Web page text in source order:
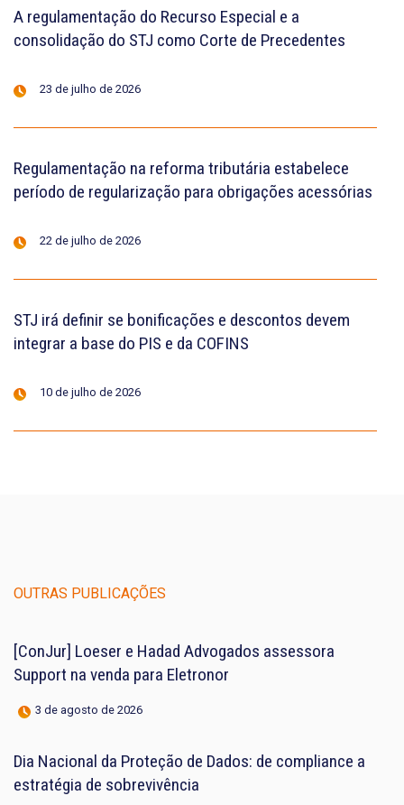
A regulamentação do Recurso Especial e a
consolidação do STJ como Corte de Precedentes
23 de julho de 2026
Regulamentação na reforma tributária estabelece
período de regularização para obrigações acessórias
22 de julho de 2026
STJ irá definir se bonificações e descontos devem
integrar a base do PIS e da COFINS
10 de julho de 2026
OUTRAS PUBLICAÇÕES
[ConJur] Loeser e Hadad Advogados assessora
Support na venda para Eletronor
3 de agosto de 2026
Dia Nacional da Proteção de Dados: de compliance a
estratégia de sobrevivência